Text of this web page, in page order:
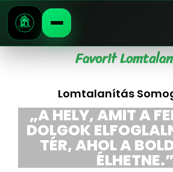
Favorit
Lomtalanítás
„A HELY, AMIT A
DOLGOK
TÉR, AHOL A
ÉLHETNE.”